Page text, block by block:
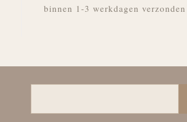
binnen 1-3 werkdagen verzonden